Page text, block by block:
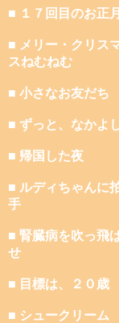
■ １７回目のお正月
■ メリー・クリス
スねむねむ
■ 小さなお友だち
■ ずっと、なかよ
■ 帰国した夜
■ ルディちゃんに
手
■ 腎臓病を吹っ飛
せ
■ 目標は、２０歳
■ シュークリーム